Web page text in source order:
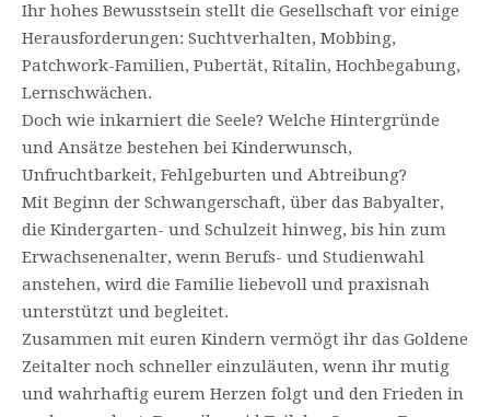
Ihr hohes Bewusstsein stellt die Gesellschaft vor einige
Herausforderungen: Suchtverhalten, Mobbing,
Patchwork-Familien, Pubertät, Ritalin, Hochbegabung,
Lernschwächen.
Doch wie inkarniert die Seele? Welche Hintergründe
und Ansätze bestehen bei Kinderwunsch,
Unfruchtbarkeit, Fehlgeburten und Abtreibung?
Mit Beginn der Schwangerschaft, über das Babyalter,
die Kindergarten- und Schulzeit hinweg, bis hin zum
Erwachsenenalter, wenn Berufs- und Studienwahl
anstehen, wird die Familie liebevoll und praxisnah
unterstützt und begleitet.
Zusammen mit euren Kindern vermögt ihr das Goldene
Zeitalter noch schneller einzuläuten, wenn ihr mutig
und wahrhaftig eurem Herzen folgt und den Frieden in